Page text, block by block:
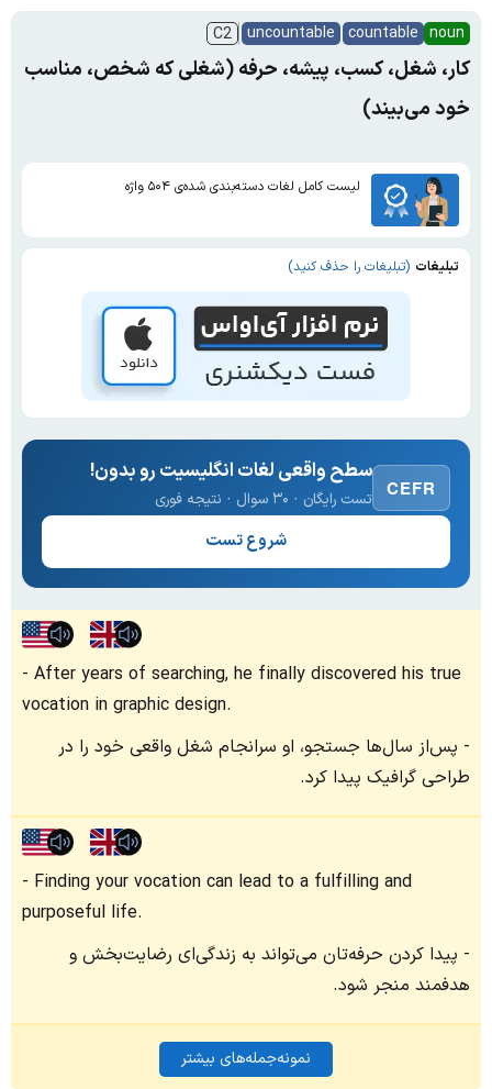
noun
countable
uncountable
C2
کار، شغل، کسب، پیشه، حرفه (شغلی که شخص، مناسب
خود می‌بیند)
لیست کامل لغات دسته‌بندی شده‌ی ۵۰۴ واژه
تبلیغات (تبلیغات را حذف کنید)
CEFR
سطح واقعی لغات انگلیسیت رو بدون!
تست رایگان · ۳۰ سوال · نتیجه فوری
شروع تست
After years of searching, he finally discovered his true
vocation in graphic design.
پس‌از سال‌ها جستجو، او سرانجام شغل واقعی خود را در
طراحی گرافیک پیدا کرد.
Finding your vocation can lead to a fulfilling and
purposeful life.
پیدا کردن حرفه‌تان می‌تواند به زندگی‌ای رضایت‌بخش و
هدفمند منجر شود.
نمونه‌جمله‌های بیشتر